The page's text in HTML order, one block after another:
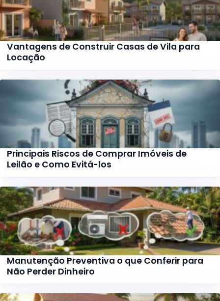
Vantagens de Construir Casas de Vila para
Locação
Principais Riscos de Comprar Imóveis de
Leilão e Como Evitá-los
Manutenção Preventiva o que Conferir para
Não Perder Dinheiro